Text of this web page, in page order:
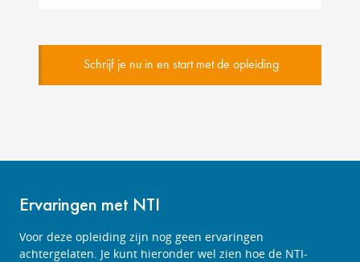
Schrijf je nu in en start met de opleiding
Ervaringen met NTI
Voor deze opleiding zijn nog geen ervaringen
achtergelaten. Je kunt hieronder wel zien hoe de NTI-